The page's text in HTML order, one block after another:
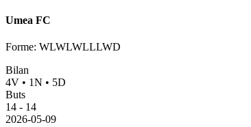
Umea FC
Forme: WLWLWLLLWD
Bilan
4V • 1N • 5D
Buts
14 - 14
2026-05-09